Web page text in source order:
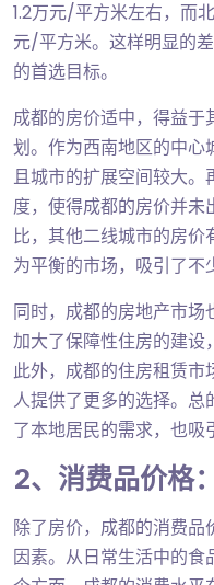
1.2万元/平方米左右，而
元/平方米。这样明显的
的首选目标。
成都的房价适中，得益
划。作为西南地区的中心
且城市的扩展空间较大
度，使得成都的房价并
比，其他二线城市的房
为平衡的市场，吸引了不
同时，成都的房地产市
加大了保障性住房的建设
此外，成都的住房租赁市
人提供了更多的选择。
了本地居民的需求，也吸
2、消费品价格
除了房价，成都的消费
因素。从日常生活中的